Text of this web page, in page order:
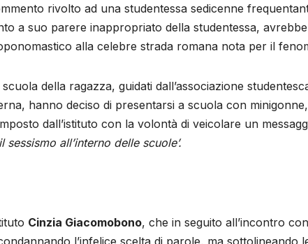
rivolto ad una studentessa sedicenne
a suo parere inappropriato della studentessa,
alla celebre strada romana nota per il
della ragazza, guidati dall’associazione
hanno deciso di presentarsi a scuola con
dall’istituto con la volontà di veicolare un
all’interno delle scuole’.
Cinzia Giacomobono, che in seguito all’incontro